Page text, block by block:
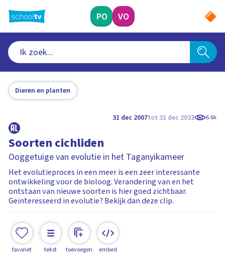
naar
hoofdinhoud
PO VO
Dieren en planten
31 dec 2007tot 31 dec 2032 6.6k
Soorten cichliden
Ooggetuige van evolutie in het Taganyikameer
Het evolutieproces in een meer is een zeer interessante
ontwikkeling voor de bioloog. Verandering van en het
ontstaan van nieuwe soorten is hier goed zichtbaar.
Geïnteresseerd in evolutie? Bekijk dan deze clip.
favoriet tekst toevoegen embed